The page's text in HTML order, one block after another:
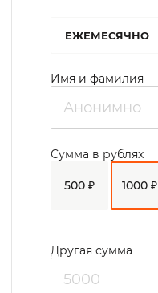
EЖЕМЕСЯЧНО
Имя и фамилия
500 ₽ 1000 ₽
Сумма в рублях
Другая сумма